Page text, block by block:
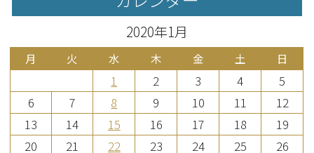
2020年1月
月 火 水 木 金 土 日
1 2 3 4
5
6
7 8 9 10 11
12
13
14 15 16 17 18
19
20
21 22 23 24 25 26